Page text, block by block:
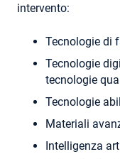
intervento:
Tecnologie di
Tecnologie
tecnologie
Tecnologie
Materiali
Intelligenza